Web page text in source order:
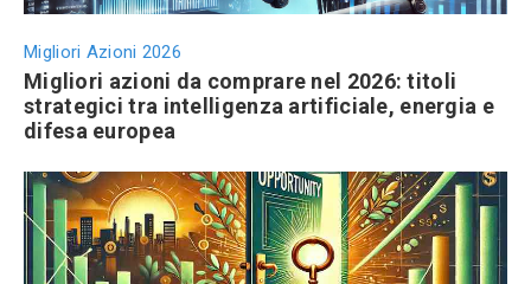
Migliori Azioni 2026
Migliori azioni da comprare nel 2026: titoli
strategici tra intelligenza artificiale, energia e
difesa europea